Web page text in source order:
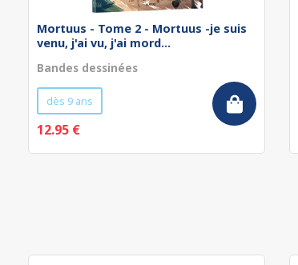
Mortuus - Tome 2 - Mortuus -je suis
venu, j'ai vu, j'ai mord...
Bandes dessinées
dès 9 ans
12.95 €